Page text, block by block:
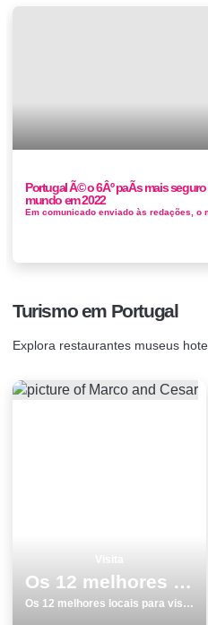
Portugal Ã© o 6Âº paÃ­s mais
mundo em 2022
Turismo em Portugal
Explora restaurantes museus
Os 12 melhores locais para visitar em Faro
Os 12 melhores locais para visitar em Faro